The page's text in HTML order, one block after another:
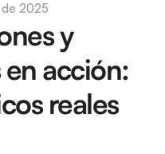
de 2025
y
acción:
reales